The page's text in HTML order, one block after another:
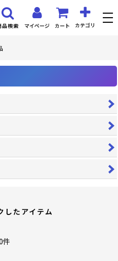
マイページ カート カテゴリ
品検索
したアイテム
件